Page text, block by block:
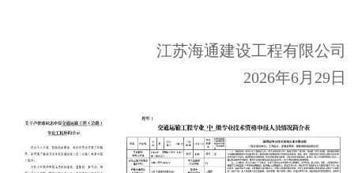
江苏海通建设工程有限公司
2026年6月29日